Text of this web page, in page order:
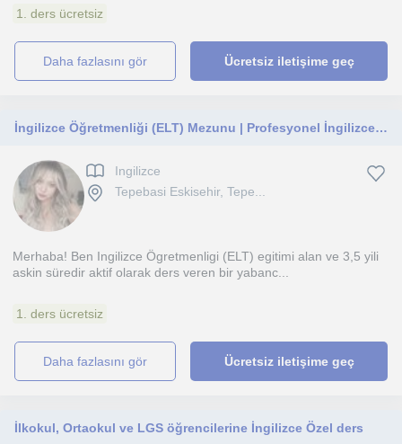
1. ders ücretsiz
daha fazlasını gör Ücretsiz iletişime geç
İngilizce Öğretmenliği (ELT) Mezunu | Profesyonel İngilizce, İspanyolca ve İtalyanca Öğretmeni
Ingilizce
Tepebasi Eskisehir, Tepe...
Merhaba! Ben Ingilizce Ögretmenligi (ELT) egitimi alan ve 3,5 yili
askin süredir aktif olarak ders veren bir yabanc...
1. ders ücretsiz
daha fazlasını gör Ücretsiz iletişime geç
İlkokul, Ortaokul ve LGS öğrencilerine İngilizce Özel ders